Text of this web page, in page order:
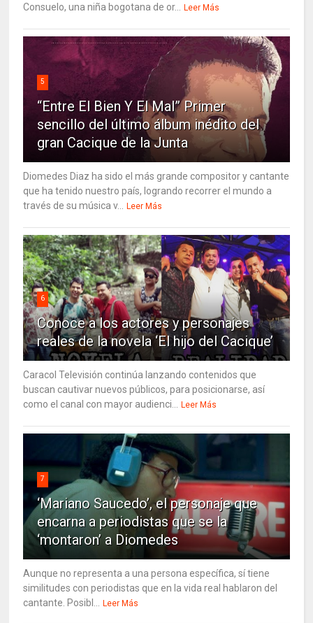
Consuelo, una niña bogotana de or...
Leer Más
5
“Entre El Bien Y El Mal” Primer
sencillo del último álbum inédito del
gran Cacique de la Junta
Diomedes Diaz ha sido el más grande compositor y cantante
que ha tenido nuestro país, logrando recorrer el mundo a
través de su música v...
Leer Más
6
Conoce a los actores y personajes
reales de la novela ‘El hijo del Cacique’
Caracol Televisión continúa lanzando contenidos que
buscan cautivar nuevos públicos, para posicionarse, así
como el canal con mayor audienci...
Leer Más
7
‘Mariano Saucedo’, el personaje que
encarna a periodistas que se la
‘montaron’ a Diomedes
Aunque no representa a una persona específica, sí tiene
similitudes con periodistas que en la vida real hablaron del
cantante. Posibl...
Leer Más